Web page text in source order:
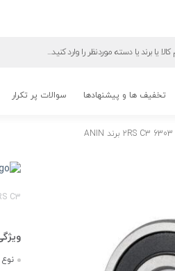
تخفیف ها و پیشنهادها سوالات پر تکرار
C3